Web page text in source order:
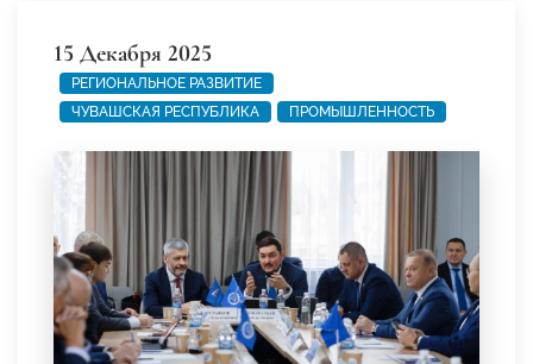
15 Декабря 2025
РЕГИОНАЛЬНОЕ РАЗВИТИЕ
ЧУВАШСКАЯ РЕСПУБЛИКА
ПРОМЫШЛЕННОСТЬ